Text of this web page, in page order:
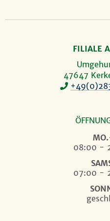
FILIALE
47647
08:00 -
07:00 -